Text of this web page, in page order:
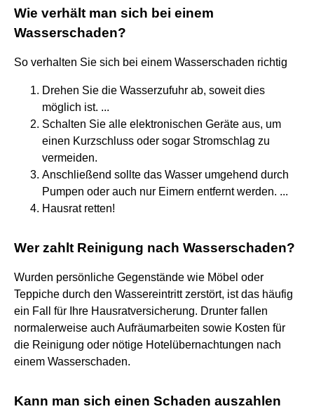
Wie verhält man sich bei einem
Wasserschaden?
So verhalten Sie sich bei einem Wasserschaden richtig
Drehen Sie die Wasserzufuhr ab, soweit dies
möglich ist. ...
Schalten Sie alle elektronischen Geräte aus, um
einen Kurzschluss oder sogar Stromschlag zu
vermeiden.
Anschließend sollte das Wasser umgehend durch
Pumpen oder auch nur Eimern entfernt werden. ...
Hausrat retten!
Wer zahlt Reinigung nach Wasserschaden?
Wurden persönliche Gegenstände wie Möbel oder
Teppiche durch den Wassereintritt zerstört, ist das häufig
ein Fall für Ihre Hausratversicherung. Drunter fallen
normalerweise auch Aufräumarbeiten sowie Kosten für
die Reinigung oder nötige Hotelübernachtungen nach
einem Wasserschaden.
Kann man sich einen Schaden auszahlen